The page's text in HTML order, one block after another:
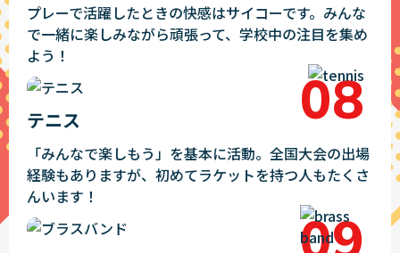
プレーで活躍したときの快感はサイコーです。みんな
で一緒に楽しみながら頑張って、学校中の注目を集め
よう！
テニス
「みんなで楽しもう」を基本に活動。全国大会の出場
経験もありますが、初めてラケットを持つ人もたくさ
んいます！